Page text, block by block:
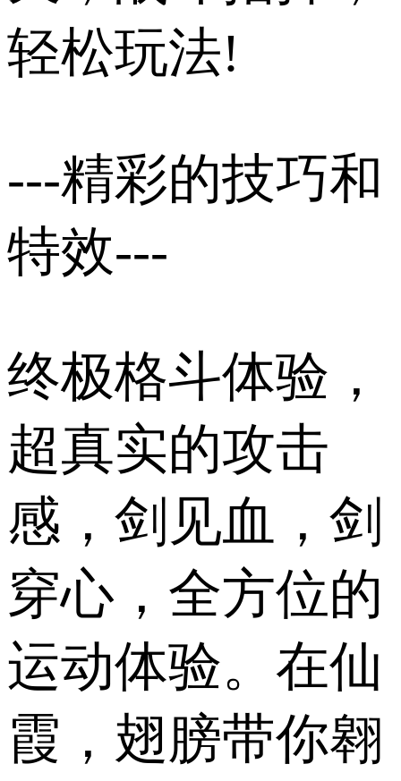
轻松玩法!
---精彩的技巧和
特效---
终极格斗体验，
超真实的攻击
感，剑见血，剑
穿心，全方位的
运动体验。在仙
霞，翅膀带你翱